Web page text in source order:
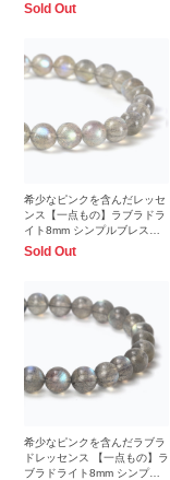
Sold Out
希少なピンクを含んだレッセ
ンス【一点もの】ラブラドラ
イト8mm シンプルブレスレ
ット
Sold Out
希少なピンクを含んだラブラ
ドレッセンス 【一点もの】ラ
ブラドライト8mm シンプル